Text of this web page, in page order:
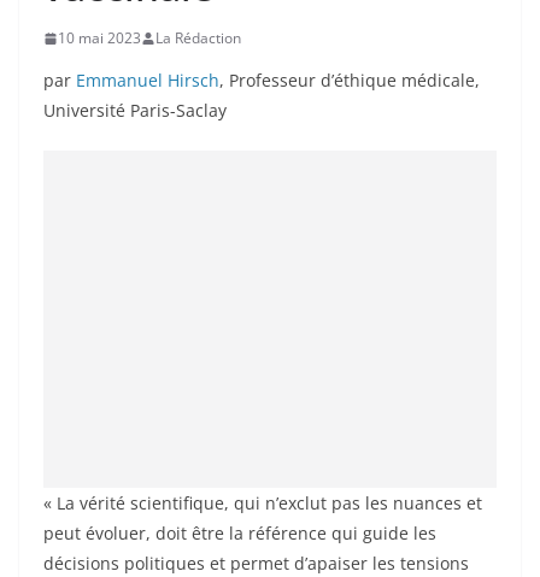
10 mai 2023 La Rédaction
par Emmanuel Hirsch, Professeur d’éthique médicale,
Université Paris-Saclay
« La vérité scientifique, qui n’exclut pas les nuances et
peut évoluer, doit être la référence qui guide les
décisions politiques et permet d’apaiser les tensions